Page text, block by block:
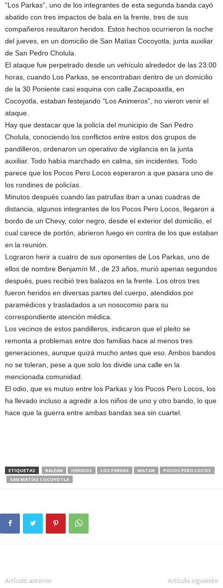
“Los Parkas”, uno de los integrantes de esta segunda banda cayó
abatido con tres impactos de bala en la frente, tres de sus
compañeros resultaron heridos. Estos hechos ocurrieron la noche
del jueves, en un domicilio de San Matías Cocoyotla, junta auxiliar
de San Pedro Cholula.
El ataque fue perpetrado desde un vehículo alrededor de las 23:00
horas, cuando Los Parkas, se encontraban dentro de un domicilio
de la 30 Poniente casi esquina con calle Zacapoaxtla, en
Cocoyotla, estaban festejando “Los Animeros”, no vieron venir el
ataque.
Hay que destacar que la policía del municipio de San Pedro
Cholula, conociendo los conflictos entre estos dos grupos de
pandilleros, ordenaron un operativo de vigilancia en la junta
auxiliar. Todo había marchado en calma, sin incidentes. Todo
parece que los Pocos Pero Locos esperaron a que pasara uno de
los rondines de policías.
Minutos después cuando las patrullas iban a unas cuadras de
distancia, algunos integrantes de los Pocos Pero Locos, llegaron a
bordo de un Chevy, color negro, desde el exterior del domicilio, el
cual carece de portón, abrieron fuego en contra de los que estaban
en la reunión.
Lograron herir a cuatro de sus oponentes de Los Parkas, uno de
ellos de nombre Benjamín M., de 23 años, murió apenas segundos
después, pues recibió tres balazos en la frente. Los otros tres
fueron heridos en diversas partes del cuerpo, atendidos por
paramédicos y trasladados a un nosocomio para su
correspondiente atención médica.
Los vecinos de estos pandilleros, indicaron que el pleito se
remonta a problemas entre dos familias hace al menos tres
generaciones, aunque quizá mucho antes que eso. Ambos bandos
no se toleran, pese a que solo los divide una calle en la
mencionada comunidad.
El odio, que es mutuo entre los Parkas y los Pocos Pero Locos, los
ha llevado incluso a agredir a los niños de uno y otro bando, lo que
hace que la guerra entre ambas bandas sea sin cuartel.
ETIQUETAS BALEAN HERIDOS LOS PARKAS MATAN
POCOS PERO LOCOS
SAN MATÍAS COCOYOTLA
Artículo anterior Artículo siguiente